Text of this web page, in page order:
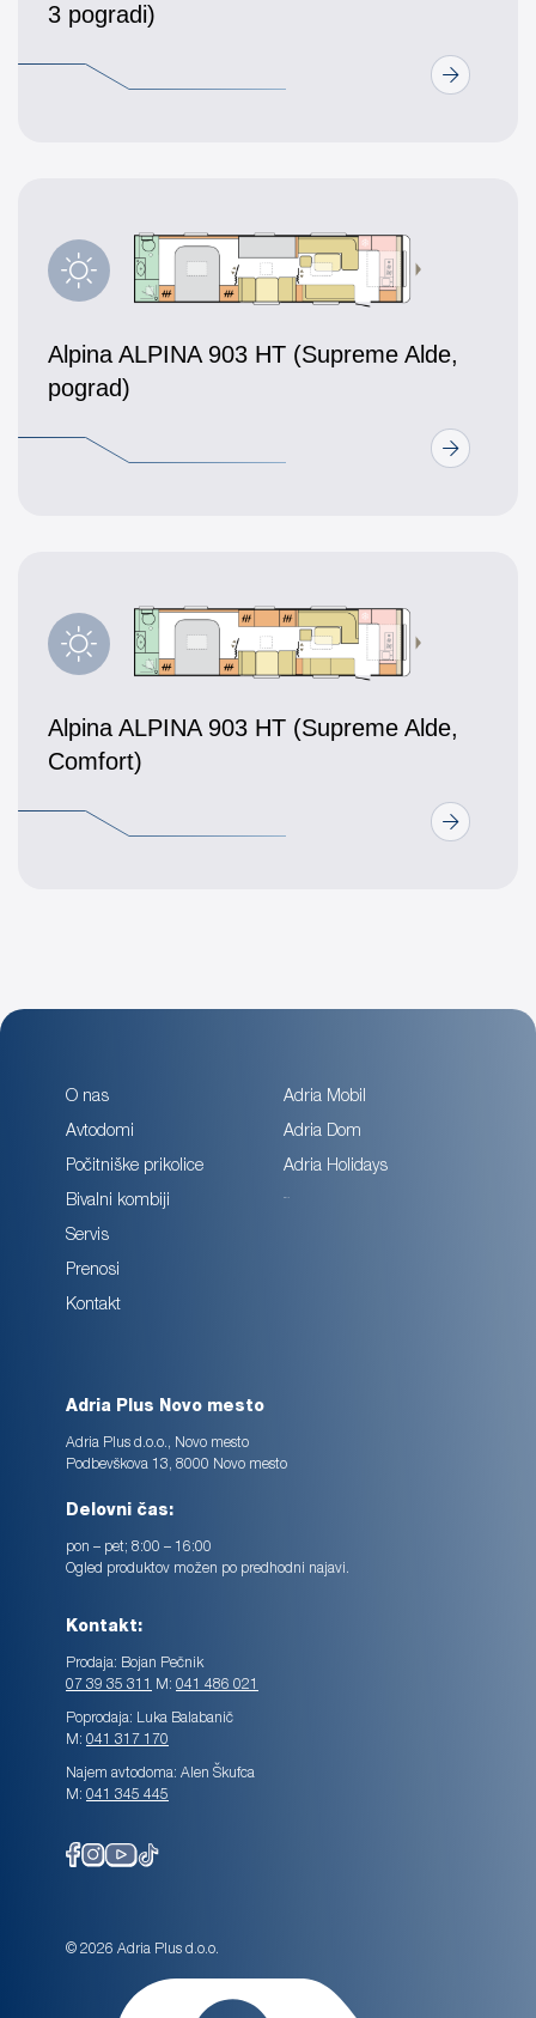
3 pogradi)
Alpina ALPINA 903 HT (Supreme Alde,
pograd)
Alpina ALPINA 903 HT (Supreme Alde,
Comfort)
O nas
Avtodomi
Počitniške prikolice
Bivalni kombiji
Servis
Prenosi
Kontakt
Adria Mobil
Adria Dom
Adria Holidays
Sun Living
Adria Plus Novo mesto
Adria Plus d.o.o., Novo mesto
Podbevškova 13, 8000 Novo mesto
Delovni čas:
pon – pet; 8:00 – 16:00
Ogled produktov možen po predhodni najavi.
Kontakt:
Prodaja: Bojan Pečnik
07 39 35 311
M: 041 486 021
Poprodaja: Luka Balabanič
M: 041 317 170
Najem avtodoma: Alen Škufca
M: 041 345 445
© 2026 Adria Plus d.o.o.